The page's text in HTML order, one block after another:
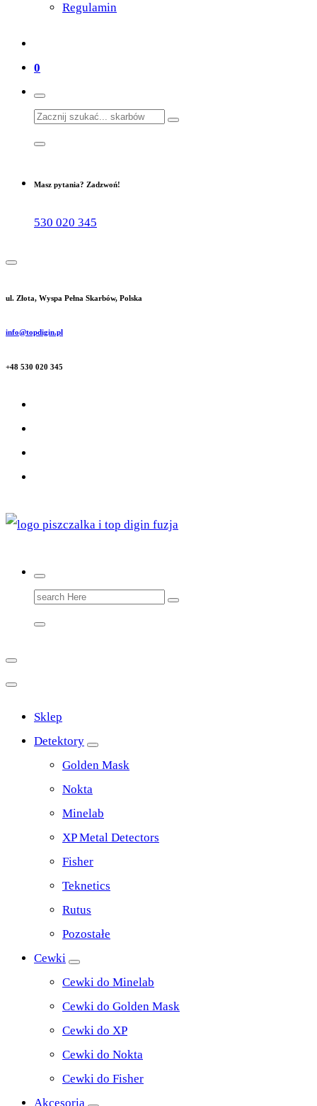
Regulamin
0
Search
for:
Masz pytania? Zadzwoń!
530 020 345
ul. Złota, Wyspa Pełna Skarbów, Polska
info@topdigin.pl
+48 530 020 345
Top Digin Sklep z Wykrywaczami Stworzony Przez
Search
for:
Sklep
Detektory
Golden Mask
Nokta
Minelab
XP Metal Detectors
Fisher
Teknetics
Rutus
Pozostałe
Cewki
Cewki do Minelab
Cewki do Golden Mask
Cewki do XP
Cewki do Nokta
Cewki do Fisher
Akcesoria